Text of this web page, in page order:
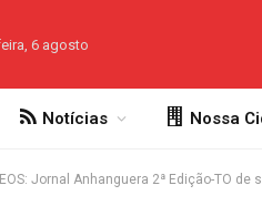
6 agosto
Notícias Nossa
Jornal Anhanguera 2ª Edição-TO